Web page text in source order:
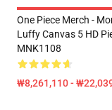
One Piece Merch -
Luffy Canvas 5 HD
MNK1108
₩8,261,110 -